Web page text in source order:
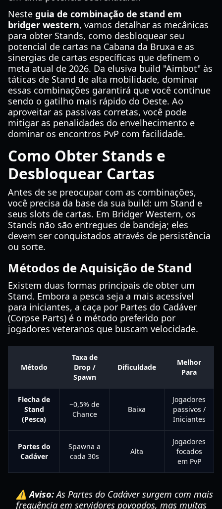
Neste guia de combinação de stand em
bridger western, vamos detalhar as mecânicas
para obter Stands, como desbloquear seu
potencial de cartas na Cabana da Bruxa e as
sinergias de cartas específicas que definem o
meta atual de 2026. Da elusiva build "Aimbot" às
táticas de Stand de alta mobilidade, dominar
essas combinações garantirá que você continue
sendo o gatilho mais rápido do Oeste. Ao
aproveitar as passivas corretas, você pode
mitigar as penalidades do envelhecimento e
dominar os encontros PvP com facilidade.
Como Obter Stands e
Desbloquear Cartas
Antes de se preocupar com as combinações,
você precisa da base da sua build: um Stand e
seus slots de cartas. Em Bridger Western, os
Stands não são entregues de bandeja; eles
devem ser conquistados através de persistência
ou sorte.
Métodos de Aquisição de Stand
Existem duas formas principais de obter um
Stand. Embora a pesca seja a mais acessível
para iniciantes, a caça por Partes do Cadáver
(Corpse Parts) é o método preferido por
jogadores veteranos que buscam velocidade.
Método
Taxa de
Drop /
Spawn
Dificuldade
Melhor
Para
Flecha de
Stand
(Pesca)
~0,5% de
Chance
Baixa
Jogadores
passivos /
Iniciantes
Partes do
Cadáver
Spawna a
cada 30s
Alta
Jogadores
focados
em PvP
⚠️ Aviso:As Partes do Cadáver surgem com mais
frequência em servidores povoados, mas muitas